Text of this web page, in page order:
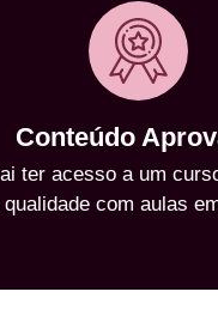
Conteúdo
ter acesso a um
com aulas